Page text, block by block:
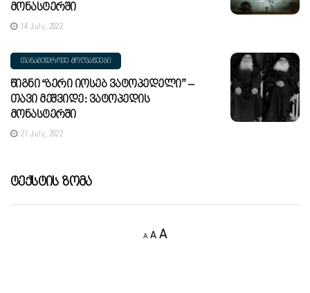
Მონასტერში
14 July, 2022
ᲗᲐᲜᲐᲛᲔᲓᲠᲝᲕᲔ ᲛᲝᲦᲕᲐᲬᲔᲔᲑᲘ
Წიგნი “ბერი Იოსებ Ვატოპედელი” –
Თავი Მეშვიდე: Ვატოპედის
Მონასტერში
21 July, 2022
Ტექსტის Ზომა
A
Decrease
A Reset
AIncrease